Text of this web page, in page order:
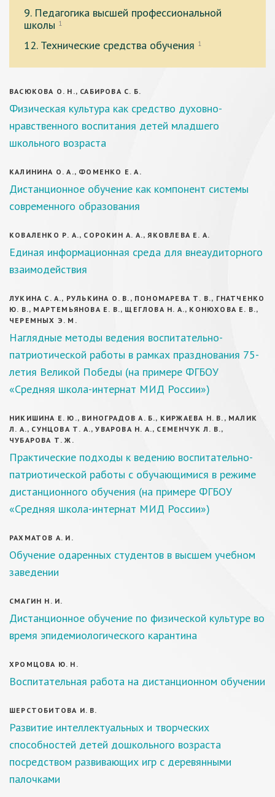
9. Педагогика высшей профессиональной
школы 1
12. Технические средства обучения 1
ВАСЮКОВА О. Н., САБИРОВА С. Б.
Физическая культура как средство духовно-
нравственного воспитания детей младшего
школьного возраста
КАЛИНИНА О. А., ФОМЕНКО Е. А.
Дистанционное обучение как компонент системы
современного образования
КОВАЛЕНКО Р. А., СОРОКИН А. А., ЯКОВЛЕВА Е. А.
Единая информационная среда для внеаудиторного
взаимодействия
ЛУКИНА С. А., РУЛЬКИНА О. В., ПОНОМАРЕВА Т. В., ГНАТЧЕНКО
Ю. В., МАРТЕМЬЯНОВА Е. В., ЩЕГЛОВА Н. А., КОНЮХОВА Е. В.,
ЧЕРЕМНЫХ Э. М.
Наглядные методы ведения воспитательно-
патриотической работы в рамках празднования 75-
летия Великой Победы (на примере ФГБОУ
«Средняя школа-интернат МИД России»)
НИКИШИНА Е. Ю., ВИНОГРАДОВ А. Б., КИРЖАЕВА Н. В., МАЛИК
Л. А., СУНЦОВА Т. А., УВАРОВА Н. А., СЕМЕНЧУК Л. В.,
ЧУБАРОВА Т. Ж.
Практические подходы к ведению воспитательно-
патриотической работы с обучающимися в режиме
дистанционного обучения (на примере ФГБОУ
«Средняя школа-интернат МИД России»)
РАХМАТОВ А. И.
Обучение одаренных студентов в высшем учебном
заведении
СМАГИН Н. И.
Дистанционное обучение по физической культуре во
время эпидемиологического карантина
ХРОМЦОВА Ю. Н.
Воспитательная работа на дистанционном обучении
ШЕРСТОБИТОВА И. В.
Развитие интеллектуальных и творческих
способностей детей дошкольного возраста
посредством развивающих игр с деревянными
палочками